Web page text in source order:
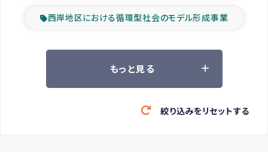
西岸地区における循環型社会のモデル形成事業
ツアー参加者の声
緊急救援の時代
もっと見る
絞り込みをリセットする